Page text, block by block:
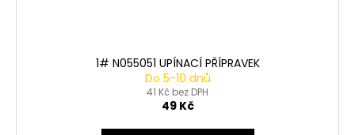
1# N055051 UPÍNACÍ PŘÍPRAVEK
Do 5-10 dnů
41 Kč bez DPH
49 Kč